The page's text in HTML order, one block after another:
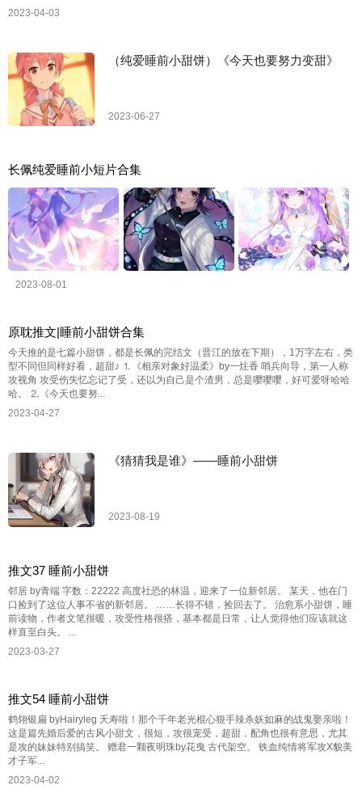
2023-04-03
（纯爱睡前小甜饼）《今天也要努力变甜》
2023-06-27
长佩纯爱睡前小短片合集
2023-08-01
原耽推文|睡前小甜饼合集
今天推的是七篇小甜饼，都是长佩的完结文（晋江的放在下期），1万字左右，类
型不同但同样好看，超甜♪ ⒈《相亲对象好温柔》by一炷香 哨兵向导，第一人称
攻视角 攻受伤失忆忘记了受，还以为自己是个渣男，总是嘤嘤嘤，好可爱呀哈哈
哈。 ⒉《今天也要努...
2023-04-27
《猜猜我是谁》——睡前小甜饼
2023-08-19
推文37 睡前小甜饼
邻居 by青端 字数：22222 高度社恐的林温，迎来了一位新邻居。 某天，他在门
口捡到了这位人事不省的新邻居。 ……长得不错，捡回去了。 治愈系小甜饼，睡
前读物，作者文笔很暖，攻受性格很搭，基本都是日常，让人觉得他们应该就这
样直至白头。 ...
2023-03-27
推文54 睡前小甜饼
鹤翎银扁 byHairyleg 夭寿啦！那个千年老光棍心狠手辣杀妖如麻的战鬼娶亲啦！
这是篇先婚后爱的古风小甜文，很短，攻很宠受，超甜，配角也很有意思，尤其
是攻的妹妹特别搞笑。 赠君一颗夜明珠by花曳 古代架空。 铁血纯情将军攻X貌美
才子军...
2023-04-02